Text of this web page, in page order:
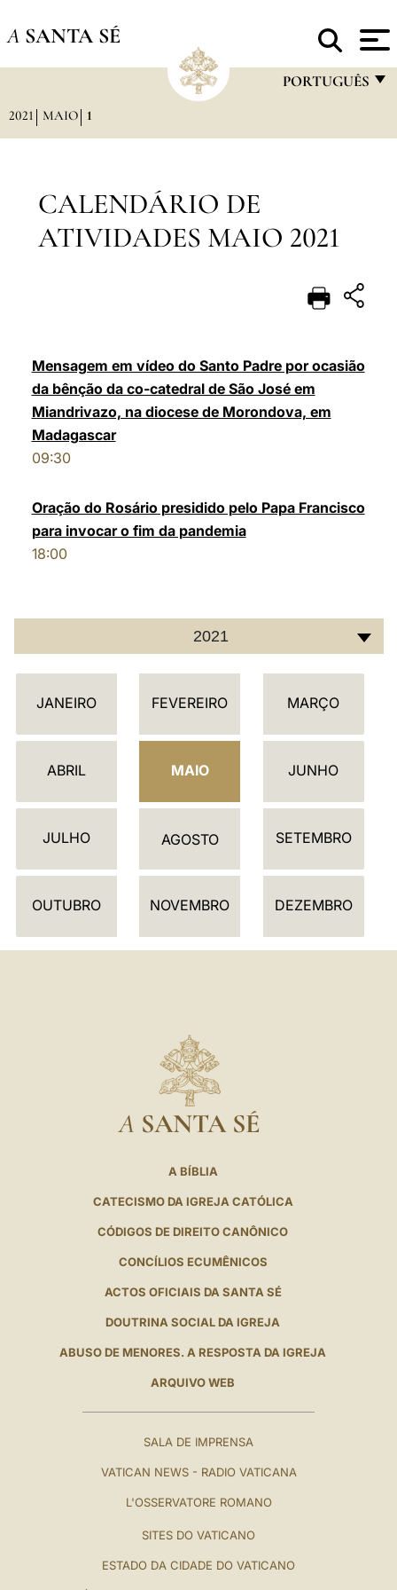
A SANTA SÉ
PORTUGUÊS
DEUTSCH
中文
2021 MAIO 1
CALENDÁRIO DE
ATIVIDADES MAIO 2021
Mensagem em vídeo do Santo Padre por ocasião
da bênção da co-catedral de São José em
Miandrivazo, na diocese de Morondova, em
Madagascar
09:30
Oração do Rosário presidido pelo Papa Francisco
para invocar o fim da pandemia
18:00
2021
C
L
D
R
JANEIRO FEVEREIRO MARÇO
ABRIL MAIO JUNHO
JULHO AGOSTO SETEMBRO
OUTUBRO NOVEMBRO DEZEMBRO
A SANTA SÉ
A BÍBLIA
CATECISMO DA IGREJA CATÓLICA
CÓDIGOS DE DIREITO CANÔNICO
CONCÍLIOS ECUMÊNICOS
ACTOS OFICIAIS DA SANTA SÉ
DOUTRINA SOCIAL DA IGREJA
ABUSO DE MENORES. A RESPOSTA DA IGREJA
ARQUIVO WEB
SALA DE IMPRENSA
VATICAN NEWS - RADIO VATICANA
L'OSSERVATORE ROMANO
SITES DO VATICANO
ESTADO DA CIDADE DO VATICANO